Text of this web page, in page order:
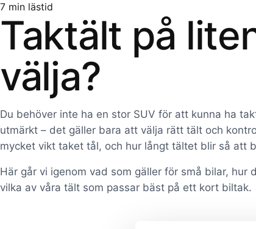
7 min lästid
Taktält på
välja?
Du behöver inte ha en stor SUV för att kunna ha
utmärkt – det gäller bara att välja rätt tält och
mycket vikt taket tål, och hur långt tältet blir så att
Här går vi igenom vad som gäller för små bilar, hur
vilka av våra tält som passar bäst på ett kort biltak.